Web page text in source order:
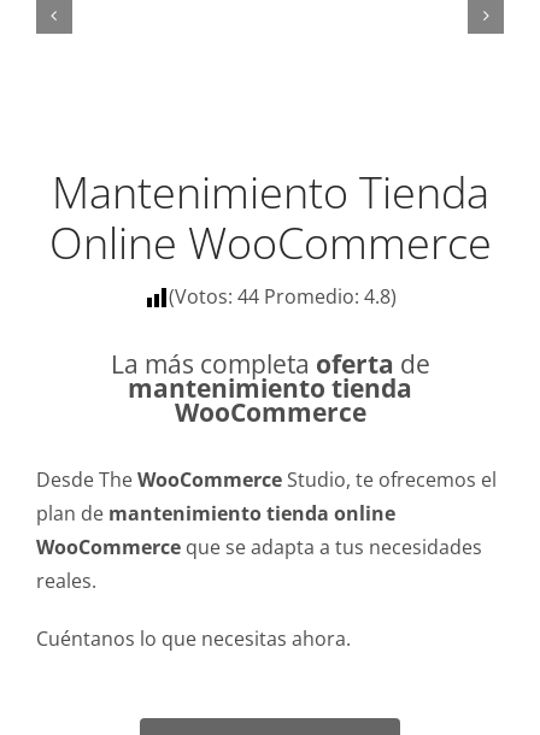
Mantenimiento Tienda
Online WooCommerce
(Votos: 44Promedio: 4.8)
La más completa oferta de
mantenimiento tienda
WooCommerce
Desde TheWooCommerceStudio, te ofrecemos el
plan de mantenimiento tienda online
WooCommerceque se adapta a tus necesidades
reales.
Cuéntanos lo que necesitas ahora.